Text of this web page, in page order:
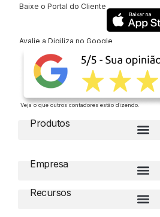
Baixe o Portal do Cliente
Avalie a Digiliza no Google
Veja o que outros contadores estão dizendo.
Produtos
Empresa
Recursos